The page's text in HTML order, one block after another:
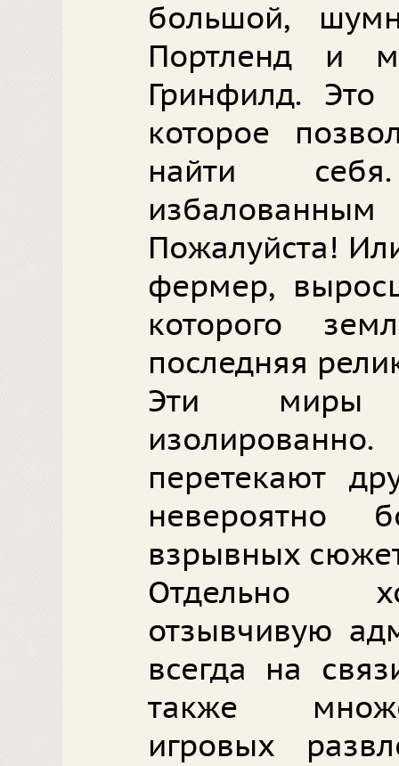
большой,
Портленд и
Гринфилд. Это
которое
найти
избалованным
Пожалуйста!
фермер,
которого
последняя
Эти миры
перетекают
невероятно
взрывных
Отдельно
отзывчивую
всегда на
также
игровых